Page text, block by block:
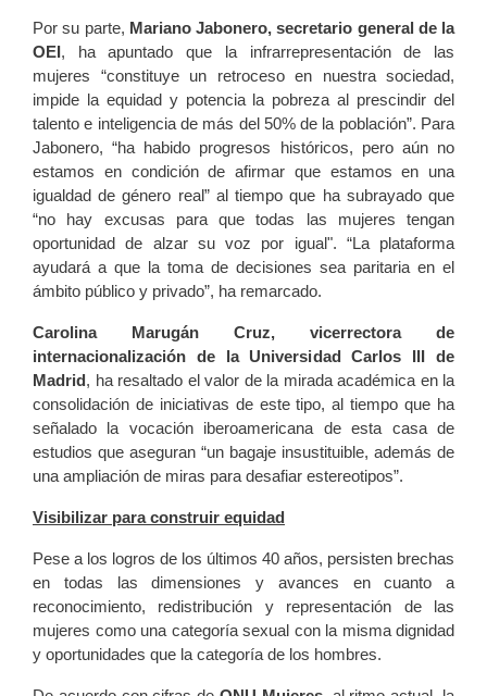
Por su parte, Mariano Jabonero, secretario general de la
OEI, ha apuntado que la infrarrepresentación de las
mujeres “constituye un retroceso en nuestra sociedad,
impide la equidad y potencia la pobreza al prescindir del
talento e inteligencia de más del 50% de la población”. Para
Jabonero, “ha habido progresos históricos, pero aún no
estamos en condición de afirmar que estamos en una
igualdad de género real” al tiempo que ha subrayado que
“no hay excusas para que todas las mujeres tengan
oportunidad de alzar su voz por igual". “La plataforma
ayudará a que la toma de decisiones sea paritaria en el
ámbito público y privado”, ha remarcado.
Carolina Marugán Cruz, vicerrectora de
internacionalización de la Universidad Carlos III de
Madrid, ha resaltado el valor de la mirada académica en la
consolidación de iniciativas de este tipo, al tiempo que ha
señalado la vocación iberoamericana de esta casa de
estudios que aseguran “un bagaje insustituible, además de
una ampliación de miras para desafiar estereotipos”.
Visibilizar para construir equidad
Pese a los logros de los últimos 40 años, persisten brechas
en todas las dimensiones y avances en cuanto a
reconocimiento, redistribución y representación de las
mujeres como una categoría sexual con la misma dignidad
y oportunidades que la categoría de los hombres.